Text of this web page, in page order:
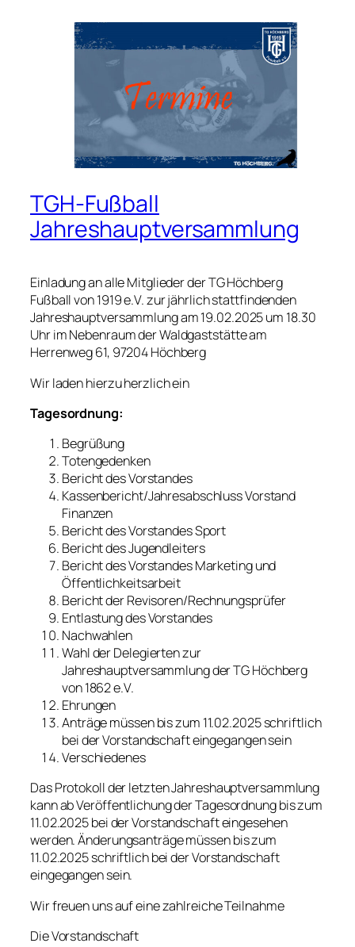
TGH-Fußball
Jahreshauptversammlung
Einladung an alle Mitglieder der TG Höchberg
Fußball von 1919 e.V. zur jährlich stattfindenden
Jahreshauptversammlung am 19.02.2025 um 18.30
Uhr im Nebenraum der Waldgaststätte am
Herrenweg 61, 97204 Höchberg
Wir laden hierzu herzlich ein
Tagesordnung:
Begrüßung
Totengedenken
Bericht des Vorstandes
Kassenbericht/Jahresabschluss Vorstand
Finanzen
Bericht des Vorstandes Sport
Bericht des Jugendleiters
Bericht des Vorstandes Marketing und
Öffentlichkeitsarbeit
Bericht der Revisoren/Rechnungsprüfer
Entlastung des Vorstandes
Nachwahlen
Wahl der Delegierten zur
Jahreshauptversammlung der TG Höchberg
von 1862 e.V.
Ehrungen
Anträge müssen bis zum 11.02.2025 schriftlich
bei der Vorstandschaft eingegangen sein
Verschiedenes
Das Protokoll der letzten Jahreshauptversammlung
kann ab Veröffentlichung der Tagesordnung bis zum
11.02.2025 bei der Vorstandschaft eingesehen
werden. Änderungsanträge müssen bis zum
11.02.2025 schriftlich bei der Vorstandschaft
eingegangen sein.
Wir freuen uns auf eine zahlreiche Teilnahme
Die Vorstandschaft